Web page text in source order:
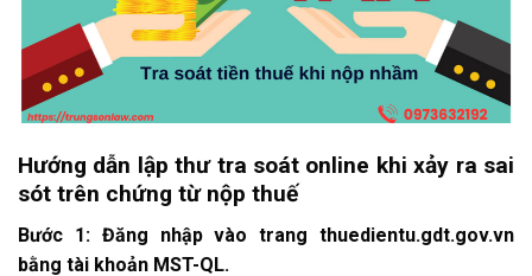
Hướng dẫn lập thư tra soát online khi xảy ra sai
sót trên chứng từ nộp thuế
Bước 1: Đăng nhập vào trang thuedientu.gdt.gov.vn
bằng tài khoản MST-QL.